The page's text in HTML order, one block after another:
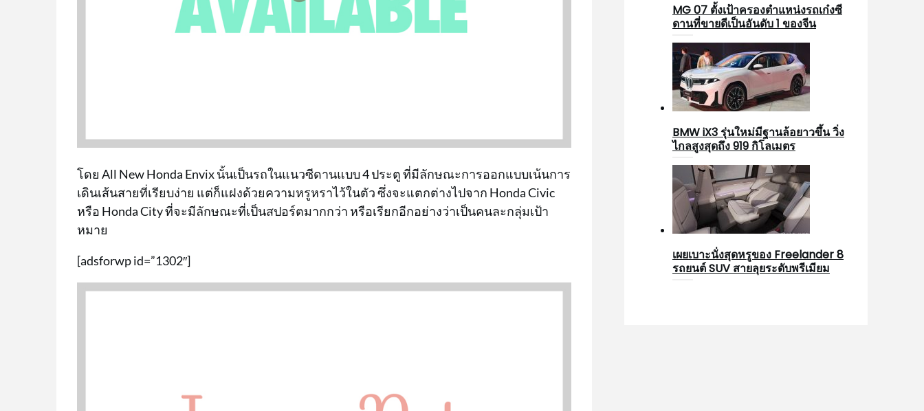
โดย All New Honda Envix นั้นเป็นรถในแนวซีดานแบบ 4 ประตู ที่มีลักษณะการออกแบบเน้นการ
เดินเส้นสายที่เรียบง่าย แต่ก็แฝงด้วยความหรูหราไว้ในตัว ซึ่งจะแตกต่างไปจาก Honda Civic
หรือ Honda City ที่จะมีลักษณะที่เป็นสปอร์ตมากกว่า หรือเรียกอีกอย่างว่าเป็นคนละกลุ่มเป้า
หมาย
[adsforwp id=”1302″]
MG 07 ตั้งเป้าครองตำแหน่งรถเก๋งซี
ดานที่ขายดีเป็นอันดับ 1 ของจีน
BMW iX3 รุ่นใหม่มีฐานล้อยาวขึ้น วิ่ง
ไกลสูงสุดถึง 919 กิโลเมตร
เผยเบาะนั่งสุดหรูของ Freelander 8
รถยนต์ SUV สายลุยระดับพรีเมียม